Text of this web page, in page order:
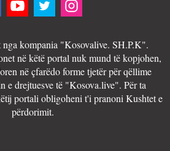
kompania "Kosovalive. SH.P.K".
në këtë portal nuk mund të kopjohen,
në çfarëdo forme tjetër për qëllime
e drejtuesve të "Kosova.live". Për ta
portali obligoheni t'i pranoni Kushtet e
përdorimit.